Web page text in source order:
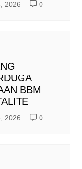
2026 0
BBM
2026 0